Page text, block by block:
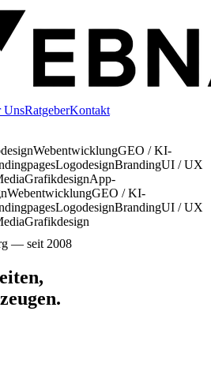
UnsRatgeberKontakt
WebentwicklungGEO / KI-
LogodesignBrandingUI / UX
GrafikdesignApp-
WebentwicklungGEO / KI-
LogodesignBrandingUI / UX
Grafikdesign
— seit 2008